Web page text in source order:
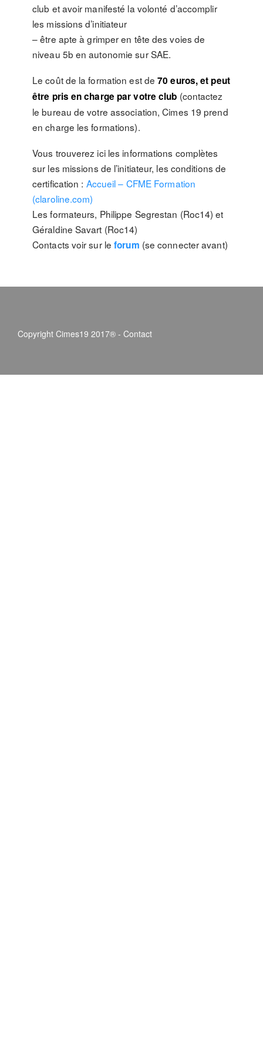
club et avoir manifesté la volonté d’accomplir
les missions d’initiateur
– être apte à grimper en tête des voies de
niveau 5b en autonomie sur SAE.
Le coût de la formation est de70 euros, et peut
être pris en charge par votre club (contactez
le bureau de votre association, Cimes 19 prend
en charge les formations).
Vous trouverez ici les informations complètes
sur les missions de l’initiateur, les conditions de
certification : Accueil – CFME Formation
(claroline.com)
Les formateurs, Philippe Segrestan (Roc14) et
Géraldine Savart (Roc14)
Contacts voir sur leforum (se connecter avant)
Copyright Cimes19 2017® - Contact